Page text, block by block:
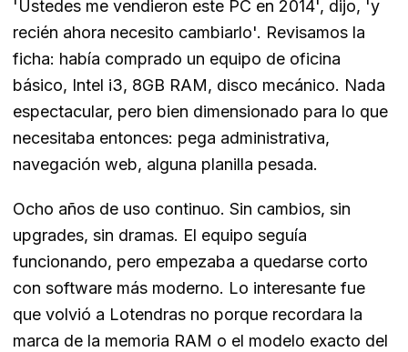
'Ustedes me vendieron este PC en 2014', dijo, 'y
recién ahora necesito cambiarlo'. Revisamos la
ficha: había comprado un equipo de oficina
básico, Intel i3, 8GB RAM, disco mecánico. Nada
espectacular, pero bien dimensionado para lo que
necesitaba entonces: pega administrativa,
navegación web, alguna planilla pesada.
Ocho años de uso continuo. Sin cambios, sin
upgrades, sin dramas. El equipo seguía
funcionando, pero empezaba a quedarse corto
con software más moderno. Lo interesante fue
que volvió a Lotendras no porque recordara la
marca de la memoria RAM o el modelo exacto del